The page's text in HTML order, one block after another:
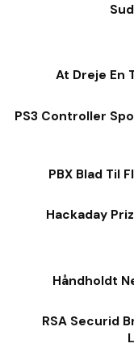
At Dreje En
PS3 Controller
PBX Blad Til
Hackaday
Håndholdt
RSA Securid